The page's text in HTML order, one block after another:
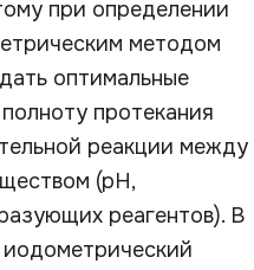
при определении
методом
оптимальные
протекания
реакции между
(рН,
реагентов). В